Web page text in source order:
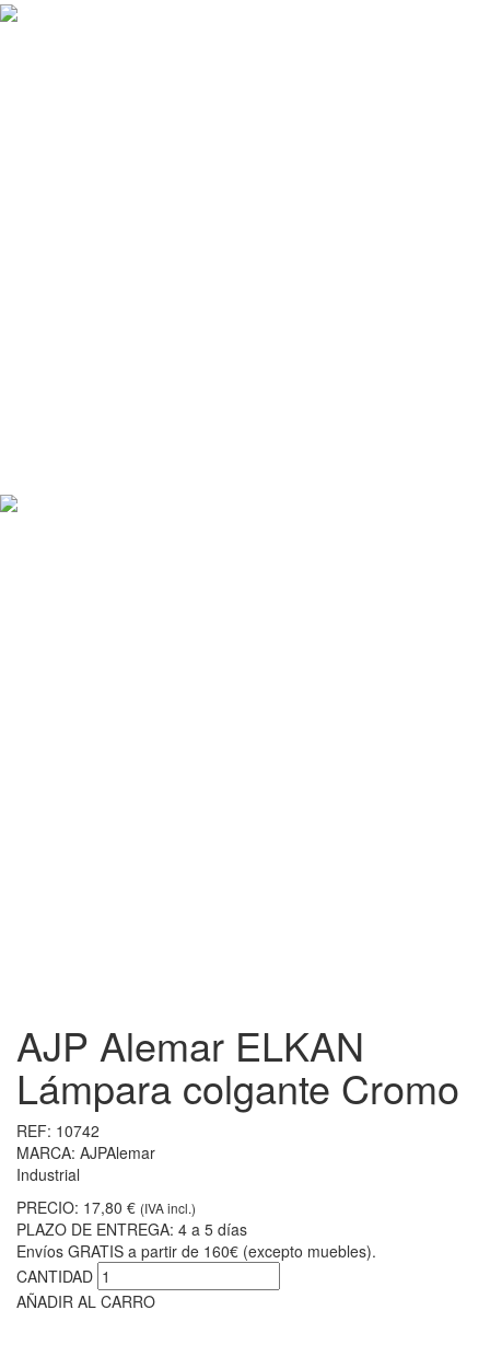
AJP Alemar ELKAN
Lámpara colgante Cromo
REF: 10742
MARCA: AJPAlemar
Industrial
PRECIO: 17,80 € (IVA incl.)
PLAZO DE ENTREGA: 4 a 5 días
Envíos GRATIS a partir de 160€ (excepto muebles).
CANTIDAD
AÑADIR AL CARRO